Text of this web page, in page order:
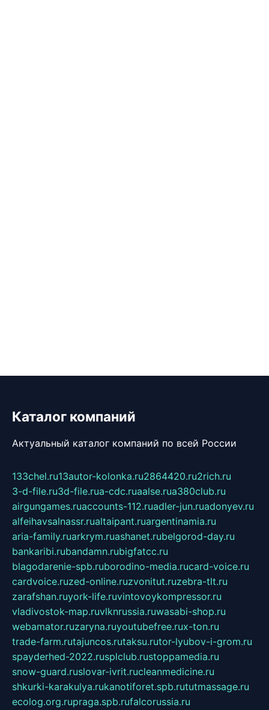
Каталог компаний
Актуальный каталог компаний по всей России
133chel.ru13autor-kolonka.ru2864420.ru2rich.ru
3-d-file.ru3d-file.rua-cdc.ruaalse.rua380club.ru
airgungames.ruaccounts-112.ruadler-jun.ruadonyev.ru
alfeihavsalnassr.rualtaipant.ruargentinamia.ru
aria-family.ruarkrym.ruashanet.rubelgorod-day.ru
bankaribi.rubandamn.rubigfatcc.ru
blagodarenie-spb.ruborodino-media.rucard-voice.ru
cardvoice.ruzed-online.ruzvonitut.ruzebra-tlt.ru
zarafshan.ruyork-life.ruvintovoykompressor.ru
vladivostok-map.ruvlknrussia.ruwasabi-shop.ru
webamator.ruzaryna.ruyoutubefree.rux-ton.ru
trade-farm.rutajuncos.rutaksu.rutor-lyubov-i-grom.ru
spayderhed-2022.rusplclub.rustoppamedia.ru
snow-guard.ruslovar-ivrit.rucleanmedicine.ru
shkurki-karakulya.rukanotiforet.spb.rututmassage.ru
ecolog.org.rupraga.spb.rufalcorussia.ru